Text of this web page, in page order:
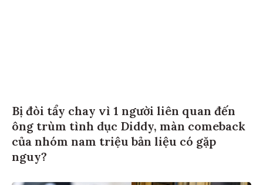
Bị đòi tẩy chay vì 1 người liên quan đến
ông trùm tình dục Diddy, màn comeback
của nhóm nam triệu bản liệu có gặp
nguy?